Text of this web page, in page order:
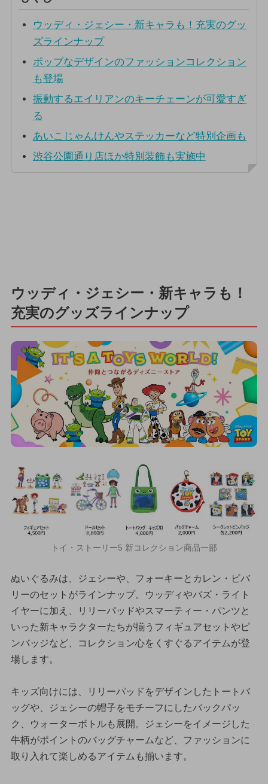
ウッディ・ジェシー・新キャラも！充実のグッ
ズラインナップ
ポップなデザインのファッションコレクション
も登場
振動するエイリアンのキーチェーンが可愛すぎ
る
あいこじゃんけんやステッカーなど特別企画も
渋谷公園通り店ほか特別装飾も実施中
ウッディ・ジェシー・新キャラも！
充実のグッズラインナップ
トイ・ストーリー5 新コレクション商品一部
ぬいぐるみは、ジェシーや、フォーキーとカレン・ビバ
リーのセットがラインナップ。ウッディやバズ・ライト
イヤーに加え、リリーパッドやスマーティー・パンツと
いった新キャラクターたちが揃うフィギュアセットやピ
ンバッジなど、コレクション心をくすぐるアイテムが登
場します。
キッズ向けには、リリーパッドをデザインしたトートバ
ッグや、ジェシーの帽子をモチーフにしたバックパッ
ク、ウォーターボトルも展開。ジェシーをイメージした
牛柄がポイントのバッグチャームなど、ファッションに
取り入れて楽しめるアイテムも揃います。